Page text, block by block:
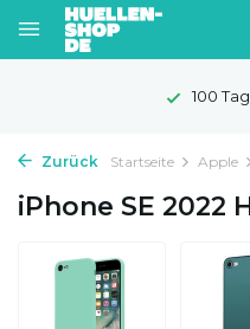
100
Zurück Startseite Apple
iPhone SE 2022